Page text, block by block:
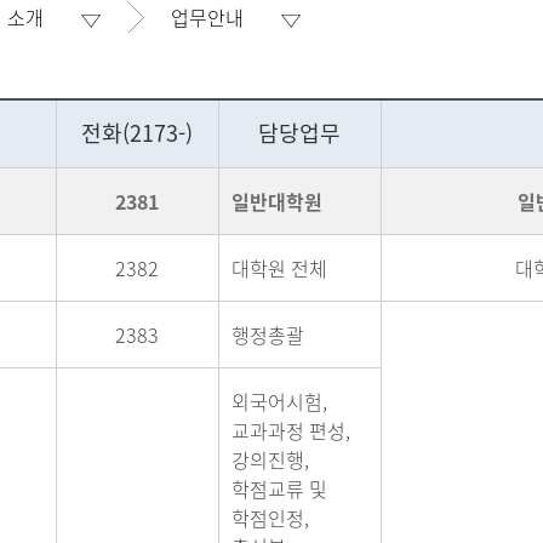
소개 업무안내
전화(2173-) 담당업무
2381 일반대학원 일
2382 대학원 전체 대
2383 행정총괄
외국어시험,
교과과정 편성,
강의진행,
학점교류 및
학점인정,